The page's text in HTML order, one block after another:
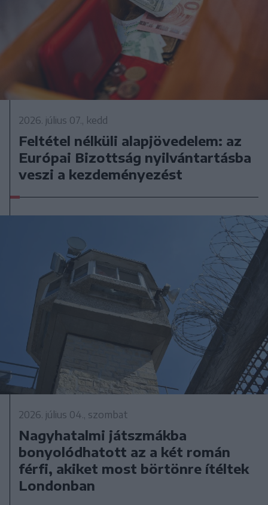
2026. július 07., kedd
Feltétel nélküli alapjövedelem: az
Európai Bizottság nyilvántartásba
veszi a kezdeményezést
2026. július 04., szombat
Nagyhatalmi játszmákba
bonyolódhatott az a két román
férfi, akiket most börtönre ítéltek
Londonban